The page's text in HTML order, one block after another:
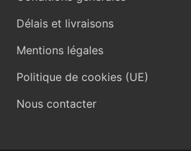
Délais et livraisons
Mentions légales
Politique de cookies (UE)
Nous contacter